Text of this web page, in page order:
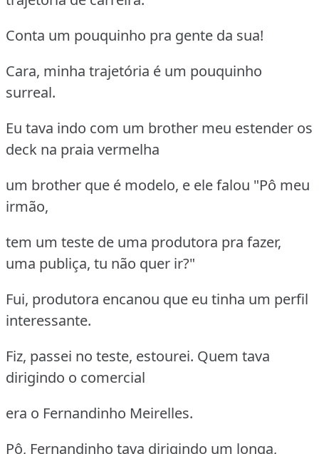
Conta um pouquinho pra gente da sua!
Cara, minha trajetória é um pouquinho
surreal.
Eu tava indo com um brother meu estender os
deck na praia vermelha
um brother que é modelo, e ele falou "Pô meu
irmão,
tem um teste de uma produtora pra fazer,
uma publiça, tu não quer ir?"
Fui, produtora encanou que eu tinha um perfil
interessante.
Fiz, passei no teste, estourei. Quem tava
dirigindo o comercial
era o Fernandinho Meirelles.
Pô, Fernandinho tava dirigindo um longa,